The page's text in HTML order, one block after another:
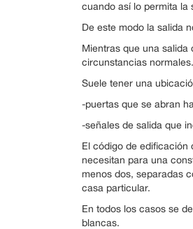
cuando así lo permita la
De este modo la salida
Mientras que una
circunstancias normales.
Suele tener una
-puertas que se abran
-señales de salida que
El código de edificación
necesitan para una
menos dos, separadas
casa particular.
En todos los casos se
blancas.